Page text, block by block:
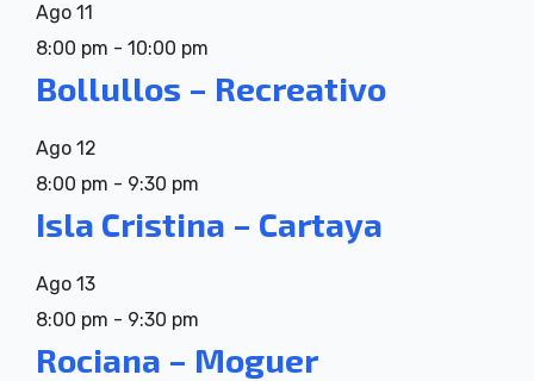
Ago 11
8:00 pm - 10:00 pm
Bollullos – Recreativo
Ago 12
8:00 pm - 9:30 pm
Isla Cristina – Cartaya
Ago 13
8:00 pm - 9:30 pm
Rociana – Moguer